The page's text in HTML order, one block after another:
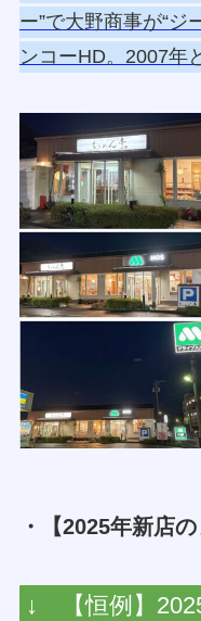
ー”で大野商事が“ジ
ンコーHD。2007年
・【2025年新店
↓ 【恒例】